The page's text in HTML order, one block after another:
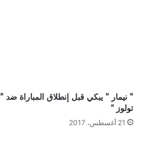
” نيمار ” يبكي قبل إنطلاق المباراة ضد ”
تولوز “
21 أغسطس، 2017